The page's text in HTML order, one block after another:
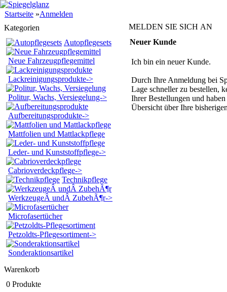
Startseite »Anmelden
Kategorien
Autopflegesets
Neue Fahrzeugpflegemittel
Lackreinigungsprodukte->
Politur, Wachs, Versiegelung->
Aufbereitungsprodukte->
Mattfolien und Mattlackpflege
Leder- und Kunststoffpflege->
Cabrioverdeckpflege->
Technikpflege
WerkzeugeÂ undÂ ZubehÃ¶r->
Microfasertücher
Petzoldts-Pflegesortiment->
Sonderaktionsartikel
Warenkorb
0 Produkte
MELDEN SIE SICH AN
Neuer Kunde
Ich bin ein neuer Kunde.
Durch Ihre Anmeldung bei
Lage schneller zu bestellen,
Ihrer Bestellungen und
Übersicht über Ihre